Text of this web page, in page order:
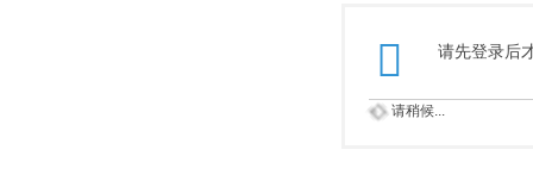
请先登录后
请稍候...